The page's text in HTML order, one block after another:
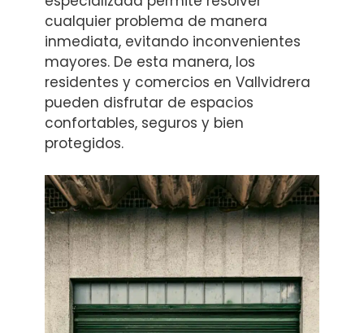
cualquier problema de manera
inmediata, evitando inconvenientes
mayores. De esta manera, los
residentes y comercios en Vallvidrera
pueden disfrutar de espacios
confortables, seguros y bien
protegidos.